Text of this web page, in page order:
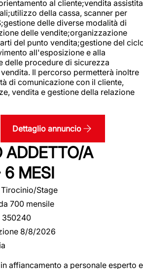
al cliente;vendita assistita
della cassa, scanner per
delle diverse modalità di
delle vendite;organizzazione
del punto vendita;gestione del
all'esposizione e alla
delle procedure di sicurezza
Il percorso permetterà inoltre
di comunicazione con il cliente,
vendita e gestione della relazione
Dettaglio annuncio
ADDETTO/A
6 MESI
Tirocinio/Stage
700 mensile
350240
8/8/2026
affiancamento a personale esperto e